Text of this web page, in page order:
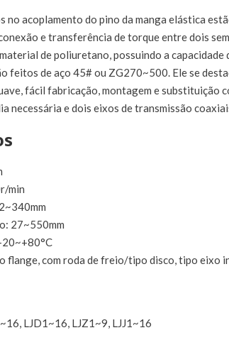
no acoplamento do pino da manga elástica
e transferência de torque entre dois
de poliuretano, possuindo a capacidade
feitos de aço 45# ou ZG270~500. Ele se
fácil fabricação, montagem e substituição
necessária e dois eixos de transmissão
min
27~550mm
20~+80°C
flange, com roda de freio/tipo disco, tipo eixo
LJD1~16, LJZ1~9, LJJ1~16